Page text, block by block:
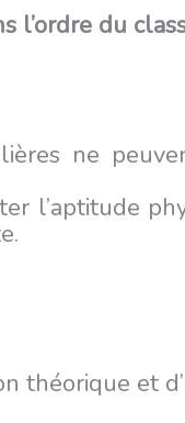
l’ordre du
ne
l’aptitude
théorique et